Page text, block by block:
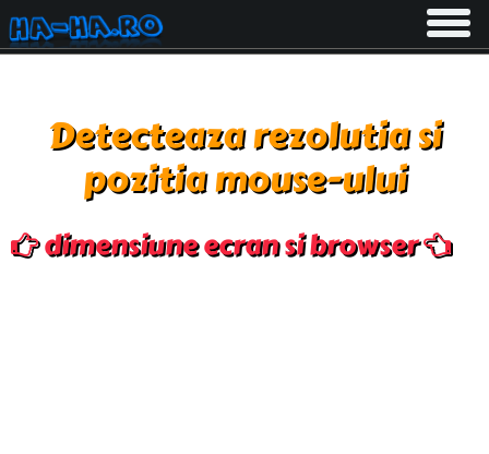
Toggle
Detecteaza rezolutia si
pozitia mouse-ului
dimensiune ecran si browser